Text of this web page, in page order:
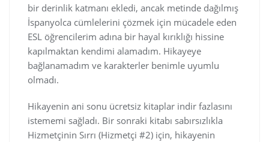
bir derinlik katmanı ekledi, ancak metinde dağılmış
İspanyolca cümlelerini çözmek için mücadele eden
ESL öğrencilerim adına bir hayal kırıklığı hissine
kapılmaktan kendimi alamadım. Hikayeye
bağlanamadım ve karakterler benimle uyumlu
olmadı.
Hikayenin ani sonu ücretsiz kitaplar indir fazlasını
istememi sağladı. Bir sonraki kitabı sabırsızlıkla
Hizmetçinin Sırrı (Hizmetçi #2) için, hikayenin